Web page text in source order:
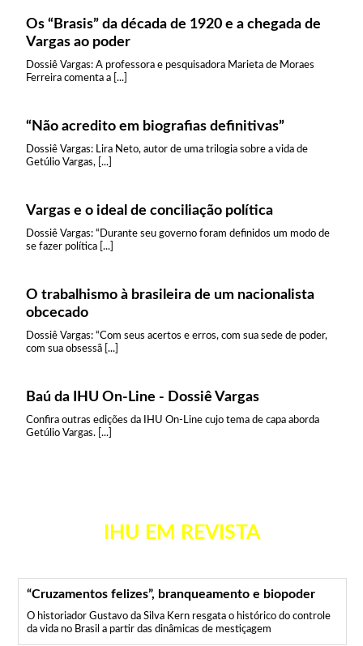
Os “Brasis” da década de 1920 e a chegada de
Vargas ao poder
Dossiê Vargas: A professora e pesquisadora Marieta de Moraes
Ferreira comenta a [...]
“Não acredito em biografias definitivas”
Dossiê Vargas: Lira Neto, autor de uma trilogia sobre a vida de
Getúlio Vargas, [...]
Vargas e o ideal de conciliação política
Dossiê Vargas: “Durante seu governo foram definidos um modo de
se fazer política [...]
O trabalhismo à brasileira de um nacionalista
obcecado
Dossiê Vargas: “Com seus acertos e erros, com sua sede de poder,
com sua obsessã [...]
Baú da IHU On-Line - Dossiê Vargas
Confira outras edições da IHU On-Line cujo tema de capa aborda
Getúlio Vargas. [...]
IHU EM REVISTA
“Cruzamentos felizes”, branqueamento e biopoder
O historiador Gustavo da Silva Kern resgata o histórico do controle
da vida no Brasil a partir das dinâmicas de mestiçagem